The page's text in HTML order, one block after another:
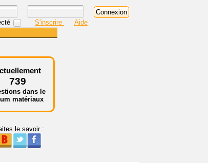
S'inscrire Aide
739
dans le
matériaux
le savoir :